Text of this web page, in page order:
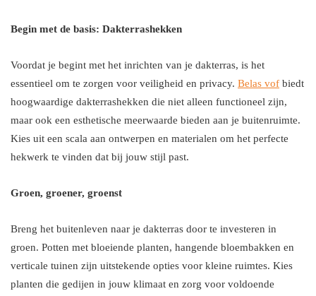
Begin met de basis: Dakterrashekken
Voordat je begint met het inrichten van je dakterras, is het
essentieel om te zorgen voor veiligheid en privacy. Belas vof biedt
hoogwaardige dakterrashekken die niet alleen functioneel zijn,
maar ook een esthetische meerwaarde bieden aan je buitenruimte.
Kies uit een scala aan ontwerpen en materialen om het perfecte
hekwerk te vinden dat bij jouw stijl past.
Groen, groener, groenst
Breng het buitenleven naar je dakterras door te investeren in
groen. Potten met bloeiende planten, hangende bloembakken en
verticale tuinen zijn uitstekende opties voor kleine ruimtes. Kies
planten die gedijen in jouw klimaat en zorg voor voldoende